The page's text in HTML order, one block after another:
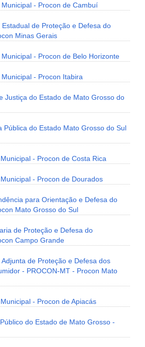
- Procon de Cambuí
de Proteção e Defesa do
Minas Gerais
- Procon de Belo Horizonte
- Procon Itabira
Justiça do Estado de Mato Grosso do
Pública do Estado Mato Grosso do Sul
- Procon de Costa Rica
- Procon de Dourados
para Orientação e Defesa do
Mato Grosso do Sul
de Proteção e Defesa do
Campo Grande
de Proteção e Defesa dos
- PROCON-MT - Procon Mato
- Procon de Apiacás
do Estado de Mato Grosso -